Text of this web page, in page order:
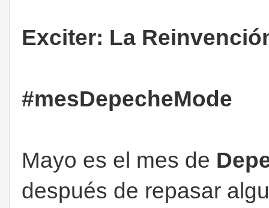
Exciter: La
#mesDepecheMode
Mayo es el mes de
después de repasar